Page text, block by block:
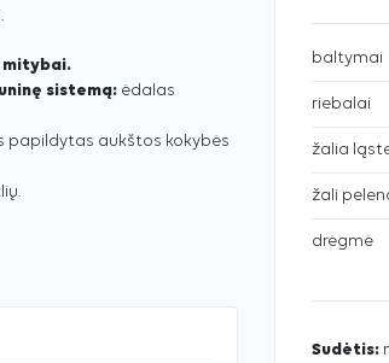
mitybai.
sistemą: ėdalas
papildytas aukštos kokybės
baltymai
riebalai
žalia
žali
drėgmė
Sudėtis: